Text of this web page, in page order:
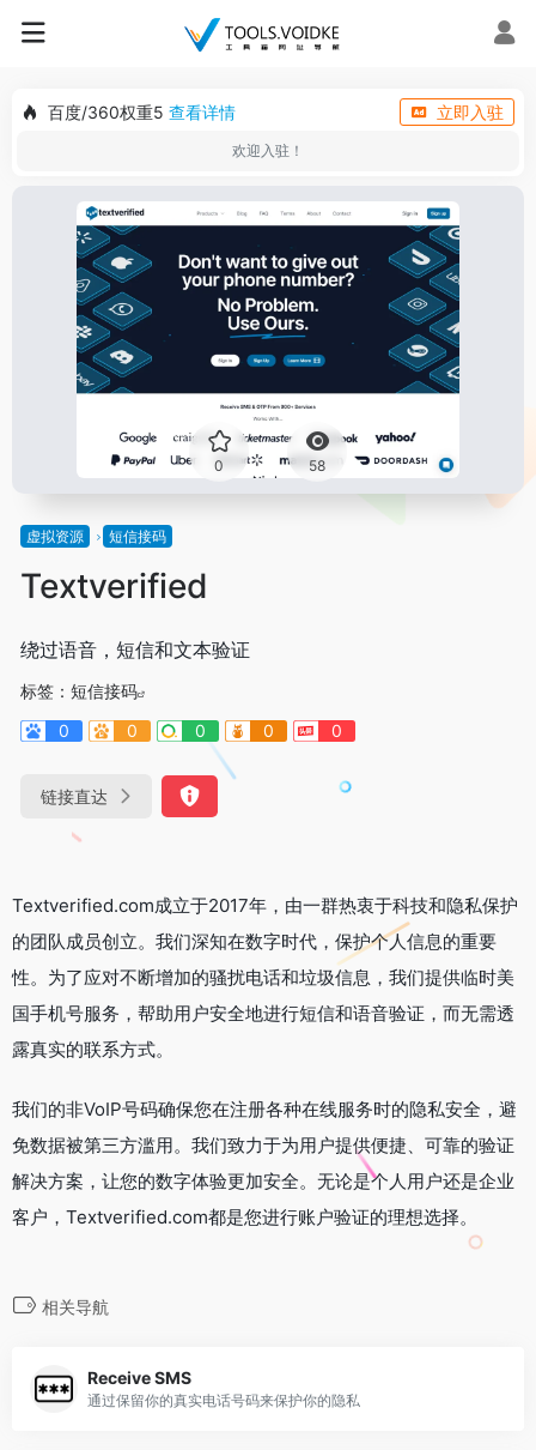
百度/360权重5 查看详情 立即入驻
欢迎入驻！
0 58
虚拟资源 短信接码
Textverified
绕过语音，短信和文本验证
标签： 短信接码
0
0 0 0 0
链接直达
Textverified.com成立于2017年，由一群热衷于科技和隐私保护
的团队成员创立。我们深知在数字时代，保护个人信息的重要
性。为了应对不断增加的骚扰电话和垃圾信息，我们提供临时美
国手机号服务，帮助用户安全地进行短信和语音验证，而无需透
露真实的联系方式。
我们的非VoIP号码确保您在注册各种在线服务时的隐私安全，避
免数据被第三方滥用。我们致力于为用户提供便捷、可靠的验证
解决方案，让您的数字体验更加安全。无论是个人用户还是企业
客户，Textverified.com都是您进行账户验证的理想选择。
相关导航
Receive SMS
通过保留你的真实电话号码来保护你的隐私